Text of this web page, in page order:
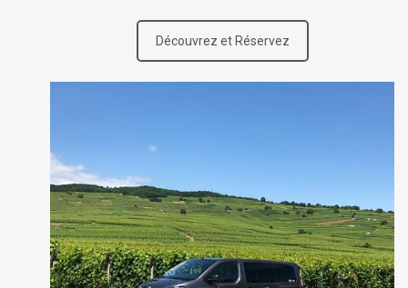
Découvrez et Réservez